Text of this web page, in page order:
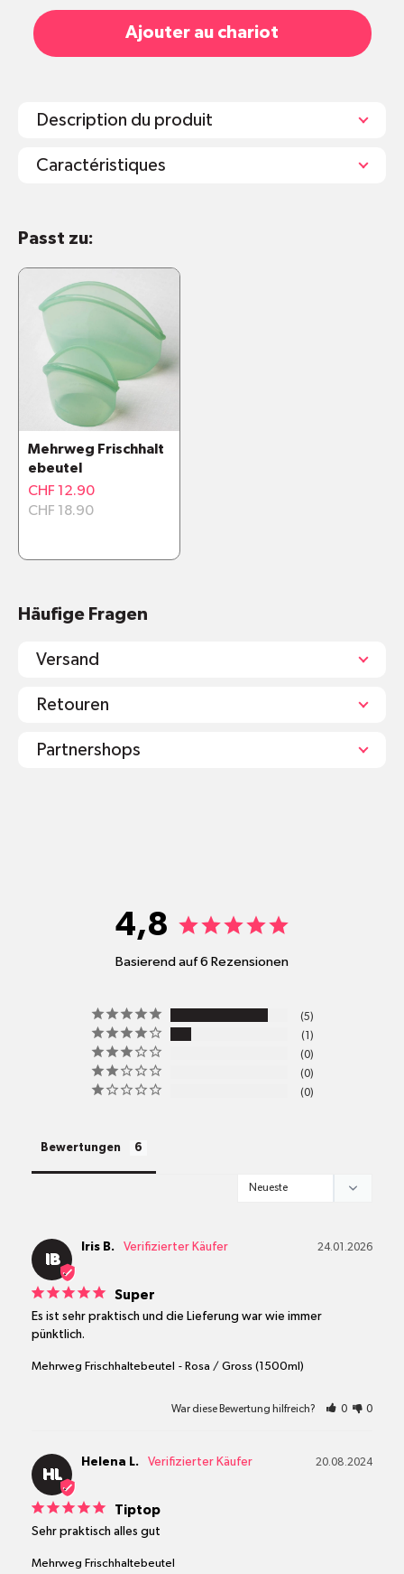
Ajouter au chariot
Description du produit
Caractéristiques
Klein: 0.3 L, Länge: 19.4cm x Breite: 13.5cm
Mittel: 1 L, Länge: 19.5cm x Breite: 19.5cm
Gross: 1.5 L (stehend), Länge: 15.5cm x
Breite: 9.5cm x Höhe: 21.5cm
Zip-Verschluss
Spülmaschinenfest
Materialien und Inhaltsstoffe
Passt zu:
Mehrweg Frischhalt
ebeutel
CHF 12.90
CHF 18.90
Häufige Fragen
Versand
pro
Standort
Versandkosten
Retouren
Partnershops
4,8
Basierend auf 6 Rezensionen
5
1
0
0
0
Bewertungen
IB
24.01.2026
Iris B.
Super
Es ist sehr praktisch und die Lieferung war wie immer
pünktlich.
Mehrweg Frischhaltebeutel Rosa / Gross (1500ml)
War diese Bewertung hilfreich? 0 0
HL
20.08.2024
Helena L.
Tiptop
Sehr praktisch alles gut
Mehrweg Frischhaltebeutel